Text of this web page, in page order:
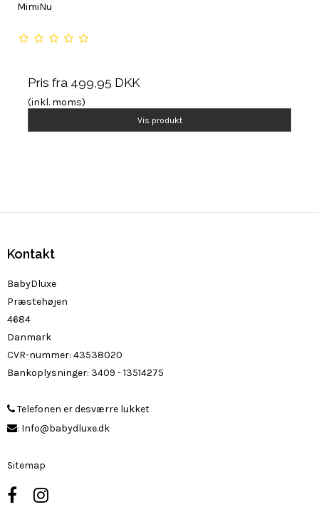
MimiNu
Pris fra 499,95 DKK
(inkl. moms)
Vis produkt
Kontakt
BabyDluxe
Præstehøjen
4684
Danmark
CVR-nummer: 43538020
Bankoplysninger: 3409 - 13514275
Telefonen er desværre lukket
: Info@babydluxe.dk
Sitemap